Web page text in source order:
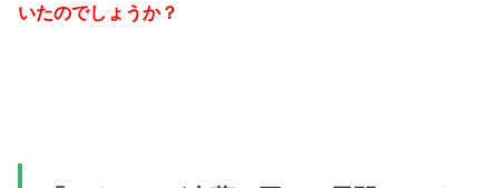
いたのでしょうか？